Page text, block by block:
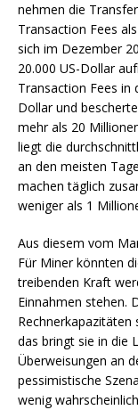
nehmen die
Transaction Fees
sich im Dezember
20.000 US-Dollar
Transaction Fees in
Dollar und
mehr als 20
liegt die
an den meisten
machen täglich
weniger als 1
Aus diesem vom
Für Miner könnten
treibenden Kraft
Einnahmen stehen.
das bringt sie in die
Überweisungen an
pessimistische
wenig